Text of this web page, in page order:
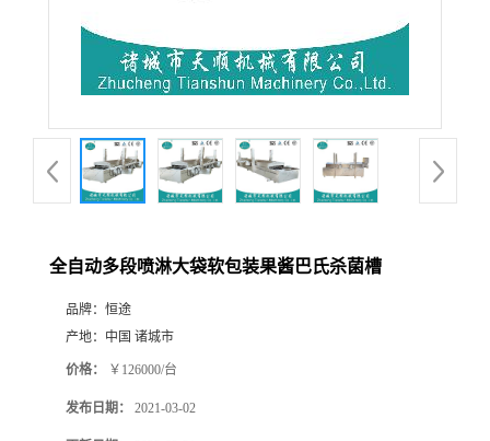
全自动多段喷淋大袋软包装果酱巴氏杀菌槽
品牌： 恒途
产地： 中国 诸城市
价格： ￥126000/台
发布日期： 2021-03-02